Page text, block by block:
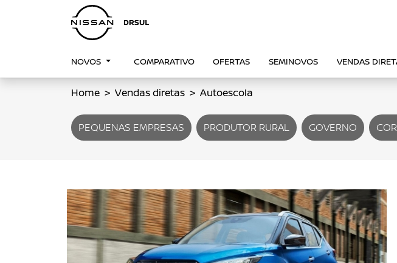
NOVOS COMPARATIVO OFERTAS SEMINOVOS VENDAS
Home Vendas diretas Autoescola
PEQUENAS EMPRESAS PRODUTOR RURAL GOVERNO